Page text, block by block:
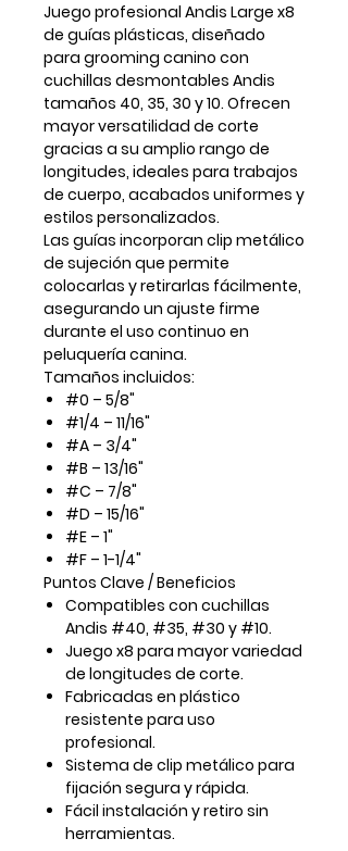
Juego profesional Andis Large x8
de guías plásticas, diseñado
para grooming canino con
cuchillas desmontables Andis
tamaños 40, 35, 30 y 10. Ofrecen
mayor versatilidad de corte
gracias a su amplio rango de
longitudes, ideales para trabajos
de cuerpo, acabados uniformes y
estilos personalizados.
Las guías incorporan clip metálico
de sujeción que permite
colocarlas y retirarlas fácilmente,
asegurando un ajuste firme
durante el uso continuo en
peluquería canina.
Tamaños incluidos:
#0 – 5/8"
#1/4 – 11/16"
#A – 3/4"
#B – 13/16"
#C – 7/8"
#D – 15/16"
#E – 1"
#F – 1-1/4"
Puntos Clave / Beneficios
Compatibles con cuchillas
Andis #40, #35, #30 y #10.
Juego x8 para mayor variedad
de longitudes de corte.
Fabricadas en plástico
resistente para uso
profesional.
Sistema de clip metálico para
fijación segura y rápida.
Fácil instalación y retiro sin
herramientas.